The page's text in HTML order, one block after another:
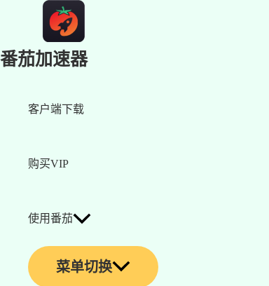
番茄加速器
客户端下载
购买VIP
使用番茄
菜单切换